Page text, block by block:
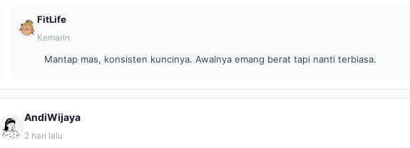
FitLife
Kemarin
Mantap mas, konsisten kuncinya. Awalnya emang berat tapi nanti terbiasa.
AndiWijaya
2 hari lalu